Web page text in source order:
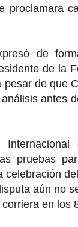
proclamara
de
de la
de que
antes
pruebas
celebración
aún no
en los